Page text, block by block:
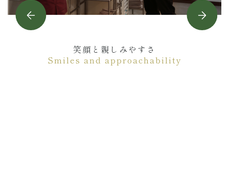
笑顔と親しみやすさ
Smiles and approachability